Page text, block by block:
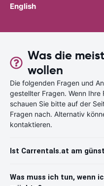
English
Was die
wollen
Die folgenden Fragen und
gestellter Fragen. Wenn
schauen Sie bitte auf der
Fragen nach. Alternativ
kontaktieren.
Ist Carrentals.at am
Was muss ich tun, wenn